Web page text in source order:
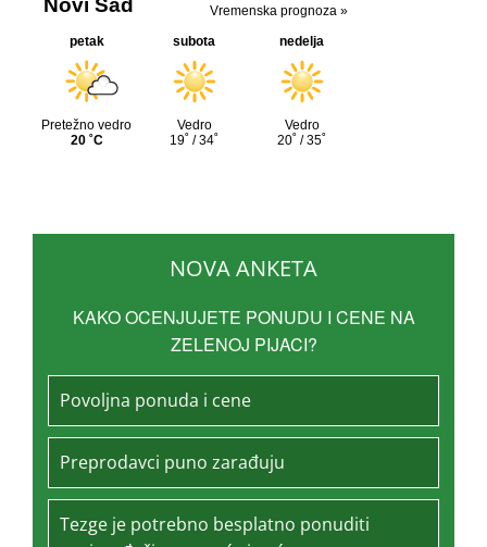
NOVA ANKETA
KAKO OCENJUJETE PONUDU I CENE NA
ZELENOJ PIJACI?
Povoljna ponuda i cene
Preprodavci puno zarađuju
Tezge je potrebno besplatno ponuditi